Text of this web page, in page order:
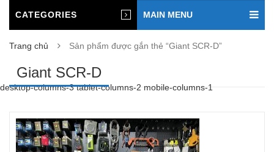
CATEGORIES MAIN MENU
Trang chủ Sản phẩm được gắn thẻ “Giant SCR-D”
Giant SCR-D
desktop-columns-3 tablet-columns-2 mobile-columns-1